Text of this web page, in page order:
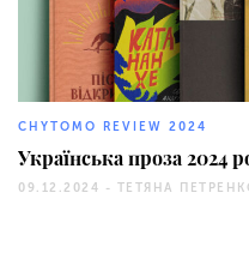
CHYTOMO REVIEW 2024
Українська проза 2024
09.12.2024 - ТЕТЯНА